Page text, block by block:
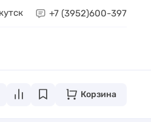
+7 (3952)600-397
Корзина